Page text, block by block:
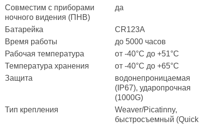
Совместим с приборами
ночного видения (ПНВ)
да
Батарейка
CR123A
Время работы
до 5000 часов
Рабочая температура
от -40°C до +51°C
Температура хранения
от -40°C до +65°C
Защита
водонепроницаемая
(IP67), ударопрочная
(1000G)
Тип крепления
Weaver/Picatinny,
быстросъемный (Quick